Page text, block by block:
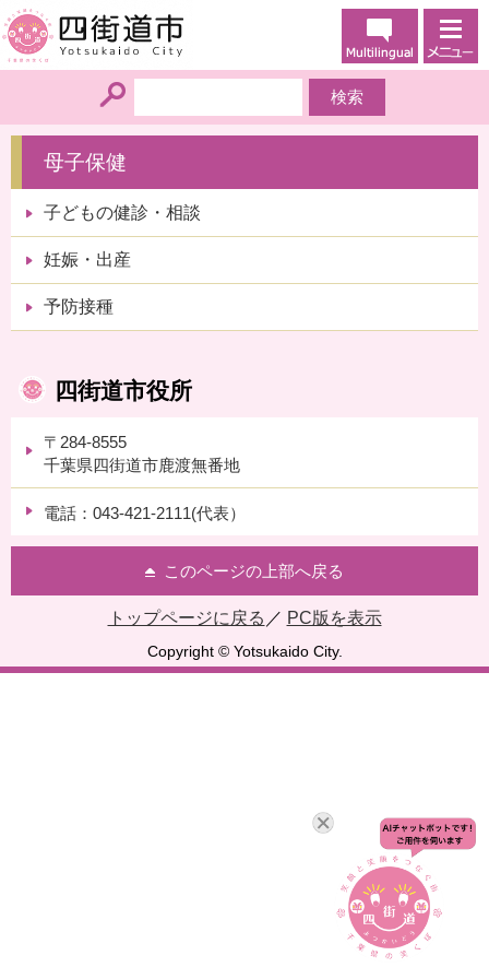
母子保健
子どもの健診・相談
妊娠・出産
予防接種
四街道市役所
〒284-8555
千葉県四街道市鹿渡無番地
電話：043-421-2111(代表）
このページの上部へ戻る
トップページに戻る ／ PC版を表示
Copyright © Yotsukaido City.